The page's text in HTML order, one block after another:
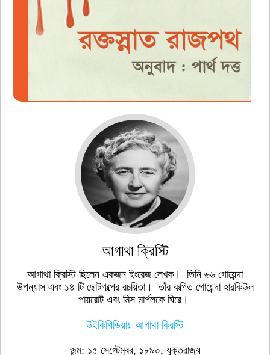
আগাথা ক্রিস্টি
আগাথা ক্রিস্টি ছিলেন একজন ইংরেজ লেখক। তিনি ৬৬ গোয়েন্দা
উপন্যাস এবং ১৪ টি ছোটগল্পের রচয়িতা। তাঁর কল্পিত গোয়েন্দা হারকিউল
পায়রোট এবং মিস মার্পলকে ঘিরে।
উইকিপিডিয়ায় আগাথা ক্রিস্টি
জন্ম: ১৫ সেপ্টেম্বর, ১৮৯০, যুক্তরাজ্য